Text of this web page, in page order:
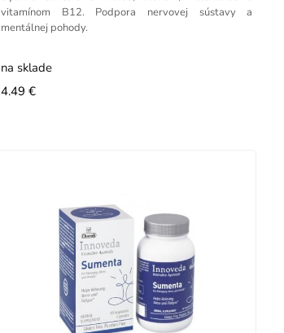
vitamínom B12. Podpora nervovej sústavy a
mentálnej pohody.
na sklade
4.49 €